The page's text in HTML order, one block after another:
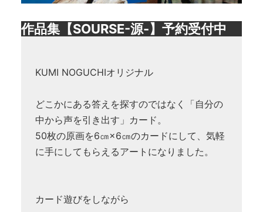
作品集【SOURSE-源-】予約受付中
KUMI NOGUCHIオリジナル
どこかにある答えを探すのではなく「自分の
中から声を引き出す」カード。
50枚の原画を6㎝×6㎝のカードにして、気軽
に手にしてもらえるアートになりました。
カード遊びをしながら